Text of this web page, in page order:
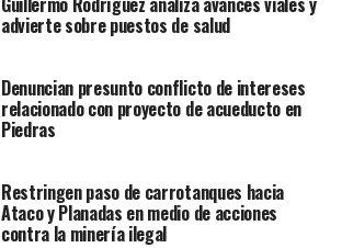
advierte sobre puestos de salud
Denuncian presunto conflicto de intereses
relacionado con proyecto de acueducto en
Piedras
Restringen paso de carrotanques hacia
Ataco y Planadas en medio de acciones
contra la minería ilegal